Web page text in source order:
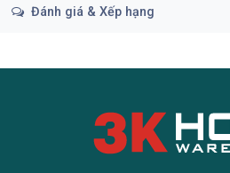
Đánh giá & Xếp hạng